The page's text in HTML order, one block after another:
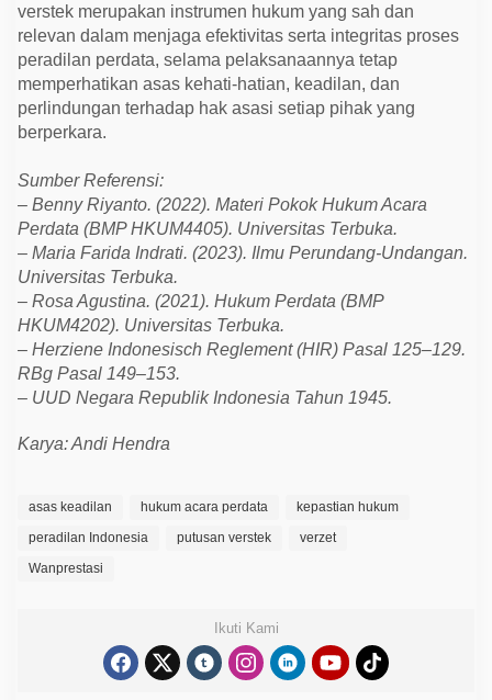
verstek merupakan instrumen hukum yang sah dan
relevan dalam menjaga efektivitas serta integritas proses
peradilan perdata, selama pelaksanaannya tetap
memperhatikan asas kehati-hatian, keadilan, dan
perlindungan terhadap hak asasi setiap pihak yang
berperkara.
Sumber Referensi:
– Benny Riyanto. (2022). Materi Pokok Hukum Acara
Perdata (BMP HKUM4405). Universitas Terbuka.
– Maria Farida Indrati. (2023). Ilmu Perundang-Undangan.
Universitas Terbuka.
– Rosa Agustina. (2021). Hukum Perdata (BMP
HKUM4202). Universitas Terbuka.
– Herziene Indonesisch Reglement (HIR) Pasal 125–129.
RBg Pasal 149–153.
– UUD Negara Republik Indonesia Tahun 1945.
Karya: Andi Hendra
asas keadilan hukum acara perdata
kepastian hukum
peradilan Indonesia
putusan verstek
verzet
Wanprestasi
Ikuti Kami